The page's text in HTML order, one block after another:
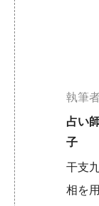
執筆
占い
子
干支
相を